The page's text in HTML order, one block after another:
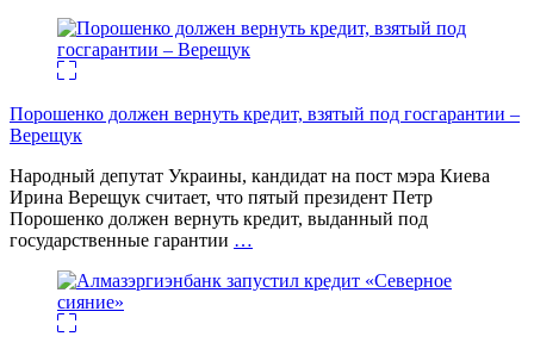
Порошенко должен вернуть кредит, взятый под госгарантии –
Верещук
Народный депутат Украины, кандидат на пост мэра Киева
Ирина Верещук считает, что пятый президент Петр
Порошенко должен вернуть кредит, выданный под
государственные гарантии …